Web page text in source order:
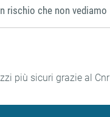
rischio che non vediamo
più sicuri grazie al Cnr